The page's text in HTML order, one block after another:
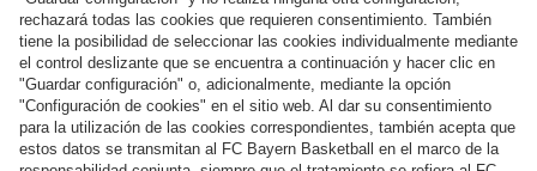
Pago y entrega